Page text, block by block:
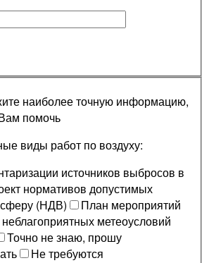
наиболее точную информацию,
помочь
виды работ по воздуху:
источников выбросов в
нормативов допустимых
(НДВ)
План мероприятий
метеоусловий
Точно не знаю, прошу
Не требуются